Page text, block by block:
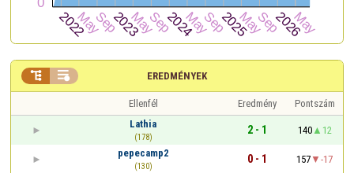
EREDMÉNYEK
 
Ellenfél Eredmény
Pontszám
Lathia
(178)
2 - 1 140
12
pepecamp2
(130)
0 - 1 157
-17